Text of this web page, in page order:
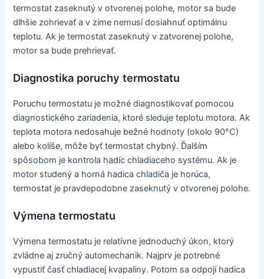
termostat zaseknutý v otvorenej polohe, motor sa bude
dlhšie zohrievať a v zime nemusí dosiahnuť optimálnu
teplotu. Ak je termostat zaseknutý v zatvorenej polohe,
motor sa bude prehrievať.
Diagnostika poruchy termostatu
Poruchu termostatu je možné diagnostikovať pomocou
diagnostického zariadenia, ktoré sleduje teplotu motora. Ak
teplota motora nedosahuje bežné hodnoty (okolo 90°C)
alebo kolíše, môže byť termostat chybný. Ďalším
spôsobom je kontrola hadíc chladiaceho systému. Ak je
motor studený a horná hadica chladiča je horúca,
termostat je pravdepodobne zaseknutý v otvorenej polohe.
Výmena termostatu
Výmena termostatu je relatívne jednoduchý úkon, ktorý
zvládne aj zručný automechanik. Najprv je potrebné
vypustiť časť chladiacej kvapaliny. Potom sa odpojí hadica